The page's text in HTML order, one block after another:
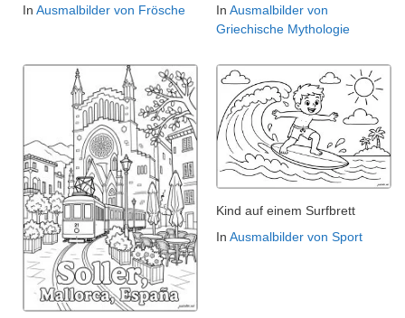
In Ausmalbilder von Frösche
In Ausmalbilder von
Griechische Mythologie
Kind auf einem Surfbrett
In Ausmalbilder von Sport